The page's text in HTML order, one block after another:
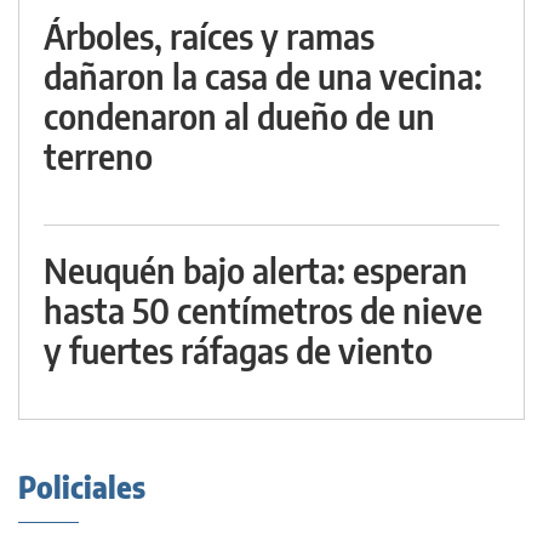
Árboles, raíces y ramas
dañaron la casa de una vecina:
condenaron al dueño de un
terreno
Neuquén bajo alerta: esperan
hasta 50 centímetros de nieve
y fuertes ráfagas de viento
Policiales